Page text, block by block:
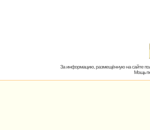
За информацию, размещённую на сайте
Мощь